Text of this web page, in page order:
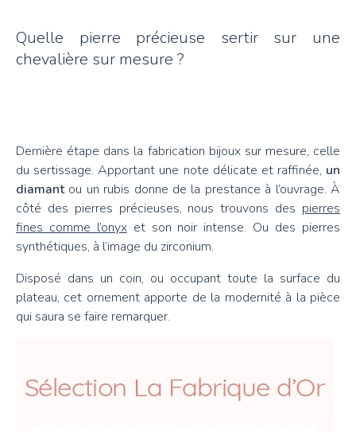
Quelle pierre précieuse sertir sur une
chevalière sur mesure ?
Dernière étape dans la fabrication bijoux sur mesure, celle
du sertissage. Apportant une note délicate et raffinée, un
diamantou un rubis donne de la prestance à l’ouvrage. À
côté des pierres précieuses, nous trouvons des pierres
fines comme l’onyxet son noir intense. Ou des pierres
synthétiques, à l’image du zirconium.
Disposé dans un coin, ou occupant toute la surface du
plateau, cet ornement apporte de la modernité à la pièce
qui saura se faire remarquer.